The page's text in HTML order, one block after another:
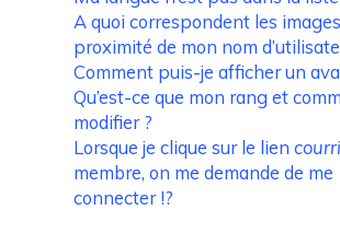
A quoi correspondent les
proximité de mon nom
Comment puis-je afficher un
Qu’est-ce que mon rang et
modifier ?
Lorsque je clique sur le lien
membre, on me demande de me
connecter !?